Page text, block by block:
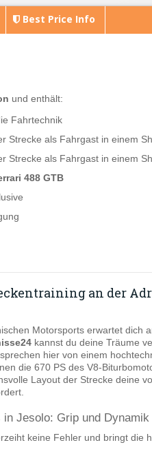
Best Price Info
und enthält:
Fahrtechnik
Strecke als Fahrgast in einem
Strecke als Fahrgast in einem
488 GTB
an der
Motorsports erwartet dich
kannst du deine Träume
sprechen hier von einem
die 670 PS des V8-
Layout der Strecke deine
Jesolo: Grip und Dynamik
keine Fehler und bringt die